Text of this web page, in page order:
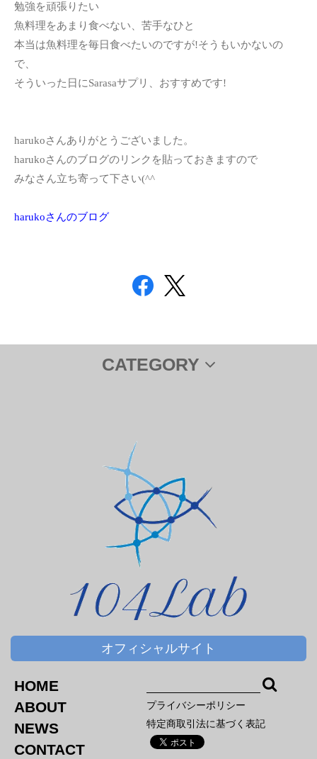
勉強を頑張りたい
魚料理をあまり食べない、苦手なひと
本当は魚料理を毎日食べたいのですが!そうもいかないの
で、
そういった日にSarasaサプリ、おすすめです!
harukoさんありがとうございました。
harukoさんのブログのリンクを貼っておきますので
みなさん立ち寄って下さい(^^ゞ
harukoさんのブログ
CATEGORY
オフィシャルサイト
HOME
ABOUT
NEWS
CONTACT
プライバシーポリシー
特定商取引法に基づく表記